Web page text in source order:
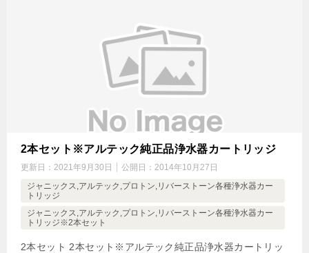
2本セット※アルテック純正品浄水器カートリッジ
更新日： 2021年9月30日 公開日： 2014年10月27日
ジャニックス,アルテック,プロトン,リバーストーン各種浄水器カー
トリッジ
ジャニックス,アルテック,プロトン,リバーストーン各種浄水器カー
トリッジ※2本セット
2本セット 2本セット※アルテック純正品浄水器カートリッ